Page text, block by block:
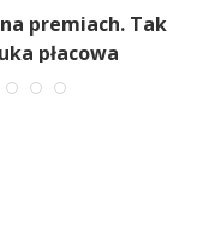
premiach. Tak
płacowa